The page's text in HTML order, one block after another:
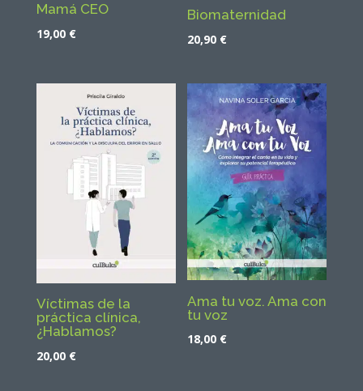
Mamá CEO
19,00 €
Biomaternidad
20,90 €
Víctimas de la
práctica clínica,
¿Hablamos?
20,00 €
Ama tu voz. Ama con
tu voz
18,00 €